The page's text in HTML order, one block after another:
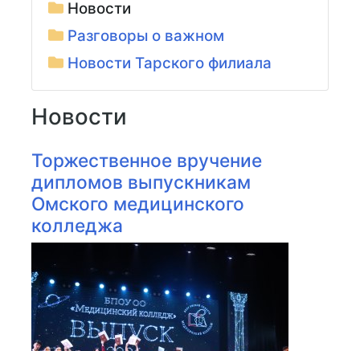
Новости
Торжественное вручение
дипломов выпускникам
Омского медицинского
колледжа
Новости
Разговоры о важном
Новости Тарского филиала